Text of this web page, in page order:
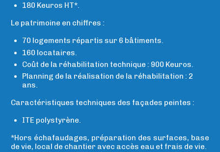
180 Keuros HT*.
Le patrimoine en chiffres :
70 logements répartis sur 6 bâtiments.
160 locataires.
Coût de la réhabilitation technique : 900 Keuros.
Planning de la réalisation de la réhabilitation : 2
ans.
Caractéristiques techniques des façades peintes :
ITE polystyrène.
*Hors échafaudages, préparation des surfaces, base
de vie, local de chantier avec accès eau et frais de vie.